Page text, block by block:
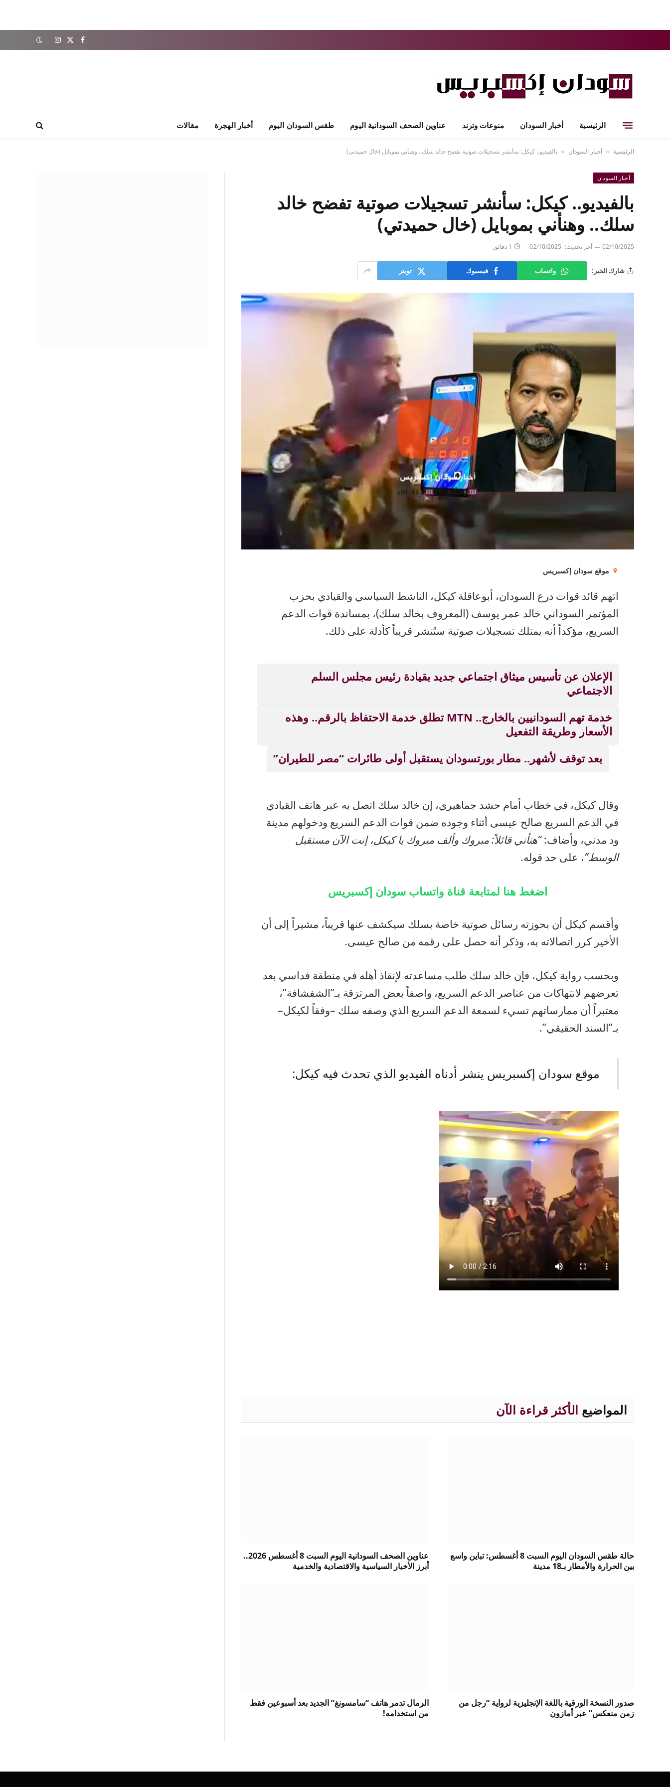
فيسبوك
X
الانستغرام
الرئيسية أخبار السودان منوعات وترند عناوين الصحف السودانية اليوم طقس السودان اليوم أخبار الهجرة مقالات
الرئيسية » أخبار السودان » بالفيديو.. كيكل: سأنشر تسجيلات صوتية تفضح خالد سلك.. وهنأني بموبايل (خال حميدتي)
أخبار السودان
بالفيديو.. كيكل: سأنشر تسجيلات صوتية تفضح خالد
سلك.. وهنأني بموبايل (خال حميدتي)
02/10/2025 آخر تحديث: 02/10/2025 1 دقائق
شارك الخبر: واتساب فيسبوك تويتر
موقع سودان إكسبريس
اتهم قائد قوات درع السودان، أبوعاقلة كيكل، الناشط السياسي والقيادي بحزب
المؤتمر السوداني خالد عمر يوسف (المعروف بخالد سلك)، بمساندة قوات الدعم
السريع، مؤكداً أنه يمتلك تسجيلات صوتية ستُنشر قريباً كأدلة على ذلك.
الإعلان عن تأسيس ميثاق اجتماعي جديد بقيادة رئيس مجلس السلم
الاجتماعي
خدمة تهم السودانيين بالخارج.. MTN تطلق خدمة الاحتفاظ بالرقم.. وهذه
الأسعار وطريقة التفعيل
بعد توقف لأشهر.. مطار بورتسودان يستقبل أولى طائرات “مصر للطيران”
وقال كيكل، في خطاب أمام حشد جماهيري، إن خالد سلك اتصل به عبر هاتف القيادي
في الدعم السريع صالح عيسى أثناء وجوده ضمن قوات الدعم السريع ودخولهم مدينة
ود مدني، وأضاف:“هنأني قائلاً: مبروك وألف مبروك يا كيكل، إنت الآن مستقبل
الوسط”، على حد قوله.
اضغط هنا لمتابعة قناة واتساب سودان إكسبريس
وأقسم كيكل أن بحوزته رسائل صوتية خاصة بسلك سيكشف عنها قريباً، مشيراً إلى أن
الأخير كرر اتصالاته به، وذكر أنه حصل على رقمه من صالح عيسى.
وبحسب رواية كيكل، فإن خالد سلك طلب مساعدته لإنقاذ أهله في منطقة فداسي بعد
تعرضهم لانتهاكات من عناصر الدعم السريع، واصفاً بعض المرتزقة بـ”الشفشافة”،
معتبراً أن ممارساتهم تسيء لسمعة الدعم السريع الذي وصفه سلك –وفقاً لكيكل–
بـ”السند الحقيقي”.
موقع سودان إكسبريس ينشر أدناه الفيديو الذي تحدث فيه كيكل:
المواضيع الأكثر قراءة الآن
حالة طقس السودان اليوم السبت 8 أغسطس: تباين واسع
بين الحرارة والأمطار بـ18 مدينة
عناوين الصحف السودانية اليوم السبت 8 أغسطس 2026..
أبرز الأخبار السياسية والاقتصادية والخدمية
صدور النسخة الورقية باللغة الإنجليزية لرواية “رجل من
زمن منعكس” عبر أمازون
الرمال تدمر هاتف “سامسونغ” الجديد بعد أسبوعين فقط
من استخدامه!